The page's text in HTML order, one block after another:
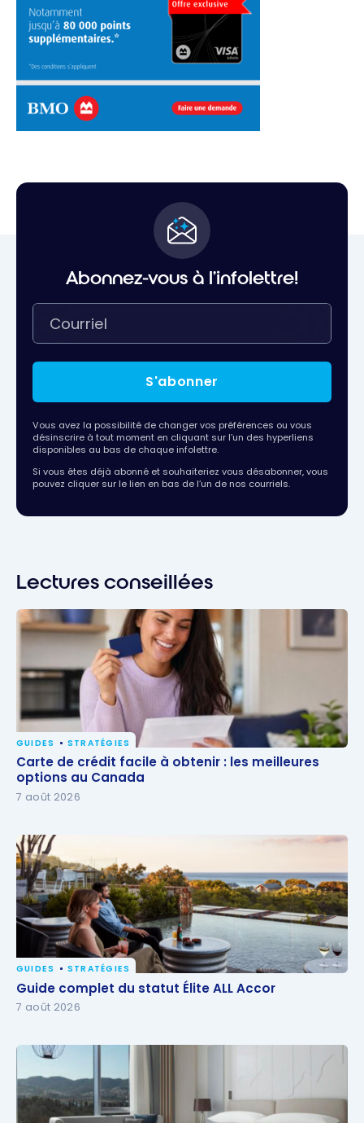
Abonnez-vous à l'infolettre!
S'abonner
Vous avez la possibilité de changer vos préférences ou vous
désinscrire à tout moment en cliquant sur l’un des hyperliens
disponibles au bas de chaque infolettre.
Si vous êtes déjà abonné et souhaiteriez vous désabonner, vous
pouvez cliquer sur le lien en bas de l’un de nos courriels.
Lectures conseillées
Carte de crédit facile à obtenir : les meilleures
options au Canada
GUIDES STRATÉGIES
Carte de crédit facile à obtenir : les meilleures
options au Canada
7 août 2026
Guide complet du statut Élite ALL Accor
GUIDES STRATÉGIES
Guide complet du statut Élite ALL Accor
7 août 2026